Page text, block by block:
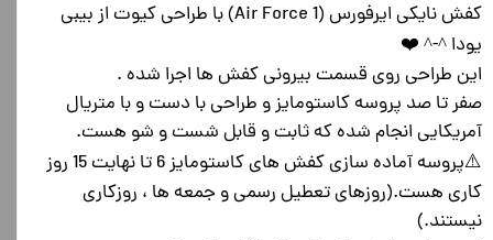
کفش نایکی ایرفورس (Air Force 1) با طراحی کیوت از بیبی
یودا ^-^ ❤️
این طراحی روی قسمت بیرونی کفش ها اجرا شده .
صفر تا صد پروسه کاستومایز و طراحی با دست و با متریال
آمریکایی انجام شده که ثابت و قابل شست و شو هست.
⚠️پروسه آماده سازی کفش های کاستومایز 6 تا نهایت 15 روز
کاری هست.(روزهای تعطیل رسمی و جمعه ها ، روزکاری
نیستند.)